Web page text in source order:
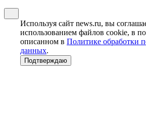
Используя сайт news.ru, вы
использованием файлов cookie, в
описанном в Политике обработки
данных.
Подтверждаю